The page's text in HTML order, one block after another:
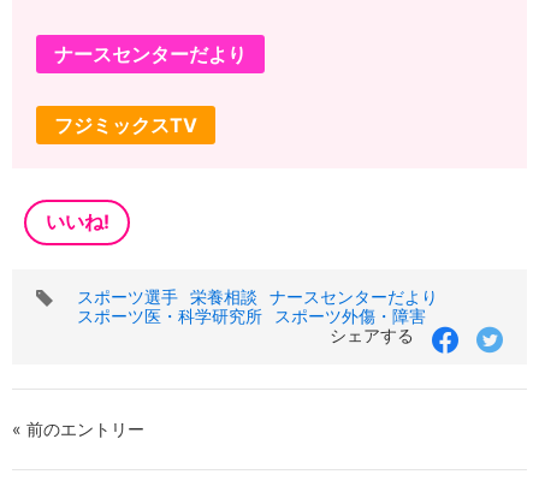
ナースセンターだより
フジミックスTV
いいね!
タ
スポーツ選手 栄養相談
ナースセンターだより
スポーツ医・科学研究所
スポーツ外傷・障害
シェアする
« 前のエントリー